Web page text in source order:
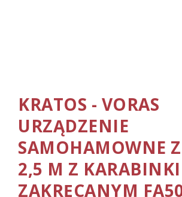
KRATOS - VORAS
URZĄDZENIE
SAMOHAMOWNE
2,5 M Z
ZAKRĘCANYM